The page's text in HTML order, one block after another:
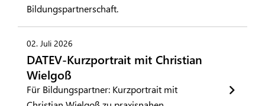
Bildungspartnerschaft.
02. Juli 2026
DATEV-Kurzportrait mit Christian
Wielgoß
Für Bildungspartner: Kurzportrait mit